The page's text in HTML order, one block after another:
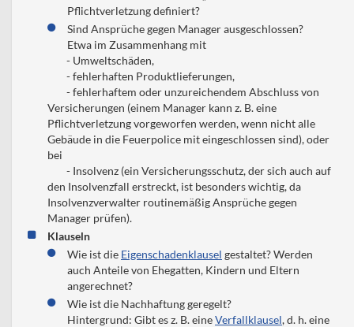
Pflichtverletzung definiert?
Sind Ansprüche gegen Manager ausgeschlossen?
Etwa im Zusammenhang mit
- Umweltschäden,
- fehlerhaften Produktlieferungen,
- fehlerhaftem oder unzureichendem Abschluss von
Versicherungen (einem Manager kann z. B. eine
Pflichtverletzung vorgeworfen werden, wenn nicht alle
Gebäude in die Feuerpolice mit eingeschlossen sind), oder
bei
- Insolvenz (ein Versicherungsschutz, der sich auch auf
den Insolvenzfall erstreckt, ist besonders wichtig, da
Insolvenzverwalter routinemäßig Ansprüche gegen
Manager prüfen).
Klauseln
Wie ist die Eigenschadenklausel gestaltet?Werden
auch Anteile von Ehegatten, Kindern und Eltern
angerechnet?
Wie ist die Nachhaftung geregelt?
Hintergrund: Gibt es z. B. eineVerfallklausel, d. h. eine